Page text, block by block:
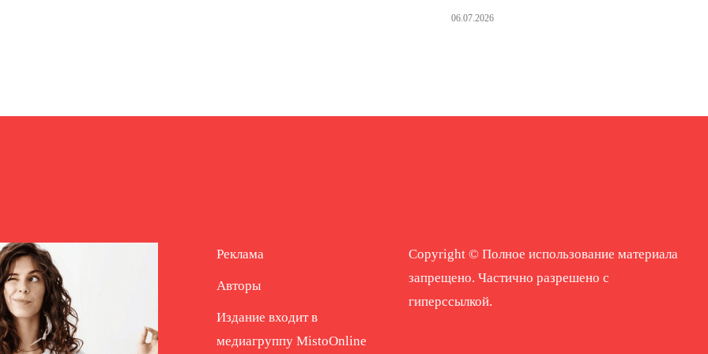
06.07.2026
Реклама
Авторы
Издание входит в
медиагруппу MistoOnline
Copyright © Полное использование материала
запрещено. Частично разрешено с
гиперссылкой.